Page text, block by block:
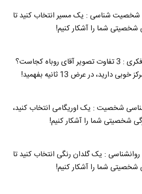
شناسی : یک مسیر انتخاب کنید تا
شخصیتی شما را آشکار کنیم!
بازی فکری : 3 تفاوت تصویر آقای روباه کجاست؟
خوبی دارید، در عرض 13 ثانیه بفهمید!
شخصیت : یک اوریگامی انتخاب کنید،
شخصیتی شما را آشکار کنیم!
: یک گلدان رنگی انتخاب کنید تا
شخصیتی شما را آشکار کنیم!